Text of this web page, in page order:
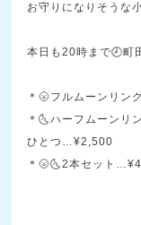
お守りになりそうな
本日も20時まで🕗町
＊🌝フルムーンリン
＊🌜ハーフムーンリ
ひとつ…¥2,500
＊🌝🌜2本セット